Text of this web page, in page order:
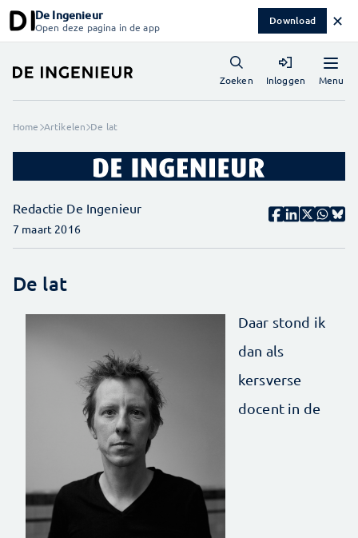
De Ingenieur
Open deze pagina in de app Download ✕
Menu
Zoeken Inloggen
Home Artikelen De lat
Redactie De Ingenieur
7 maart 2016
De lat
Daar stond ik
dan als
kersverse
docent in de